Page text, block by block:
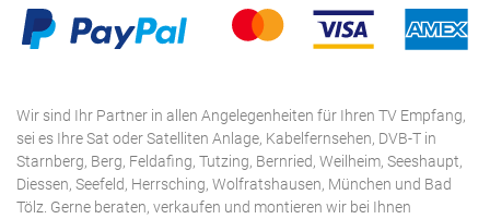
Wir sind Ihr Partner in allen Angelegenheiten für Ihren TV Empfang,
sei es Ihre Sat oder Satelliten Anlage, Kabelfernsehen, DVB-T in
Starnberg, Berg, Feldafing, Tutzing, Bernried, Weilheim, Seeshaupt,
Diessen, Seefeld, Herrsching, Wolfratshausen, München und Bad
Tölz. Gerne beraten, verkaufen und montieren wir bei Ihnen